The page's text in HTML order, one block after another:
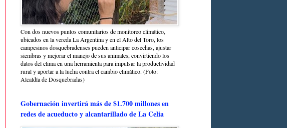
Con dos nuevos puntos comunitarios de monitoreo climático,
ubicados en la vereda La Argentina y en el Alto del Toro, los
campesinos dosquebradenses pueden anticipar cosechas, ajustar
siembras y mejorar el manejo de sus animales, convirtiendo los
datos del clima en una herramienta para impulsar la productividad
rural y aportar a la lucha contra el cambio climático. (Foto:
Alcaldía de Dosquebradas)
Gobernación invertirá más de $1.700 millones en
redes de acueducto y alcantarillado de La Celia